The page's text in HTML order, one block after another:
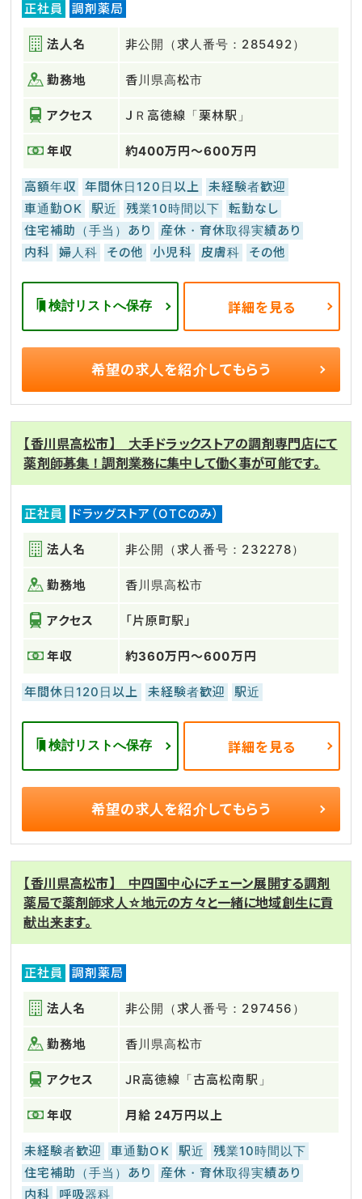
正社員 調剤薬局
法人名 非公開（求人番号：285492）
勤務地 香川県高松市
アクセス ＪＲ高徳線「栗林駅」
年収 約400万円～600万円
高額年収 年間休日120日以上
未経験者歓迎
車通勤OK
駅近 残業10時間以下
転勤なし
住宅補助（手当）あり
産休・育休取得実績あり
内科
婦人科 その他 小児科 皮膚科 その他
検討リストへ保存 詳細を見る
希望の求人を紹介してもらう
【香川県高松市】 大手ドラックストアの調剤専門店にて
薬剤師募集！調剤業務に集中して働く事が可能です。
正社員 ドラッグストア（OTCのみ）
法人名 非公開（求人番号：232278）
勤務地 香川県高松市
アクセス 「片原町駅」
年収 約360万円～600万円
年間休日120日以上 未経験者歓迎 駅近
検討リストへ保存 詳細を見る
希望の求人を紹介してもらう
【香川県高松市】 中四国中心にチェーン展開する調剤
薬局で薬剤師求人☆地元の方々と一緒に地域創生に貢
献出来ます。
正社員 調剤薬局
法人名 非公開（求人番号：297456）
勤務地 香川県高松市
アクセス JR高徳線「古高松南駅」
年収 月給 24万円以上
未経験者歓迎 車通勤OK 駅近
残業10時間以下
住宅補助（手当）あり
産休・育休取得実績あり
内科
呼吸器科